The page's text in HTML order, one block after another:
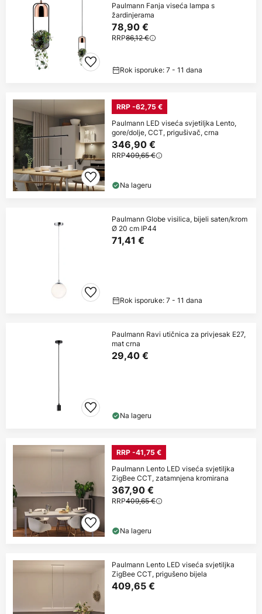
Paulmann Fanja viseća lampa s
žardinjerama
78,90 €
RRP86,12 €
Rok isporuke: 7 - 11 dana
RRP -62,75 €
Paulmann LED viseća svjetiljka Lento,
gore/dolje, CCT, prigušivač, crna
346,90 €
RRP409,65 €
Na lageru
Paulmann Globe visilica, bijeli saten/krom
Ø 20 cm IP44
71,41 €
Rok isporuke: 7 - 11 dana
Paulmann Ravi utičnica za privjesak E27,
mat crna
29,40 €
Na lageru
RRP -41,75 €
Paulmann Lento LED viseća svjetiljka
ZigBee CCT, zatamnjena kromirana
367,90 €
RRP409,65 €
Na lageru
Paulmann Lento LED viseća svjetiljka
ZigBee CCT, prigušeno bijela
409,65 €